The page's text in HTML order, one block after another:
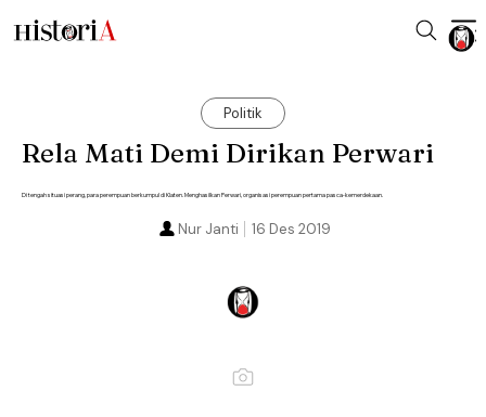
Politik
Rela Mati Demi Dirikan Perwari
Di tengah situasi perang, para perempuan berkumpul di Klaten. Menghasilkan Perwari, organisasi perempuan pertama pasca-kemerdekaan.
16 Des 2019
Nur Janti